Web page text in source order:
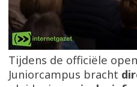
Tijdens de officiële
Juniorcampus bracht